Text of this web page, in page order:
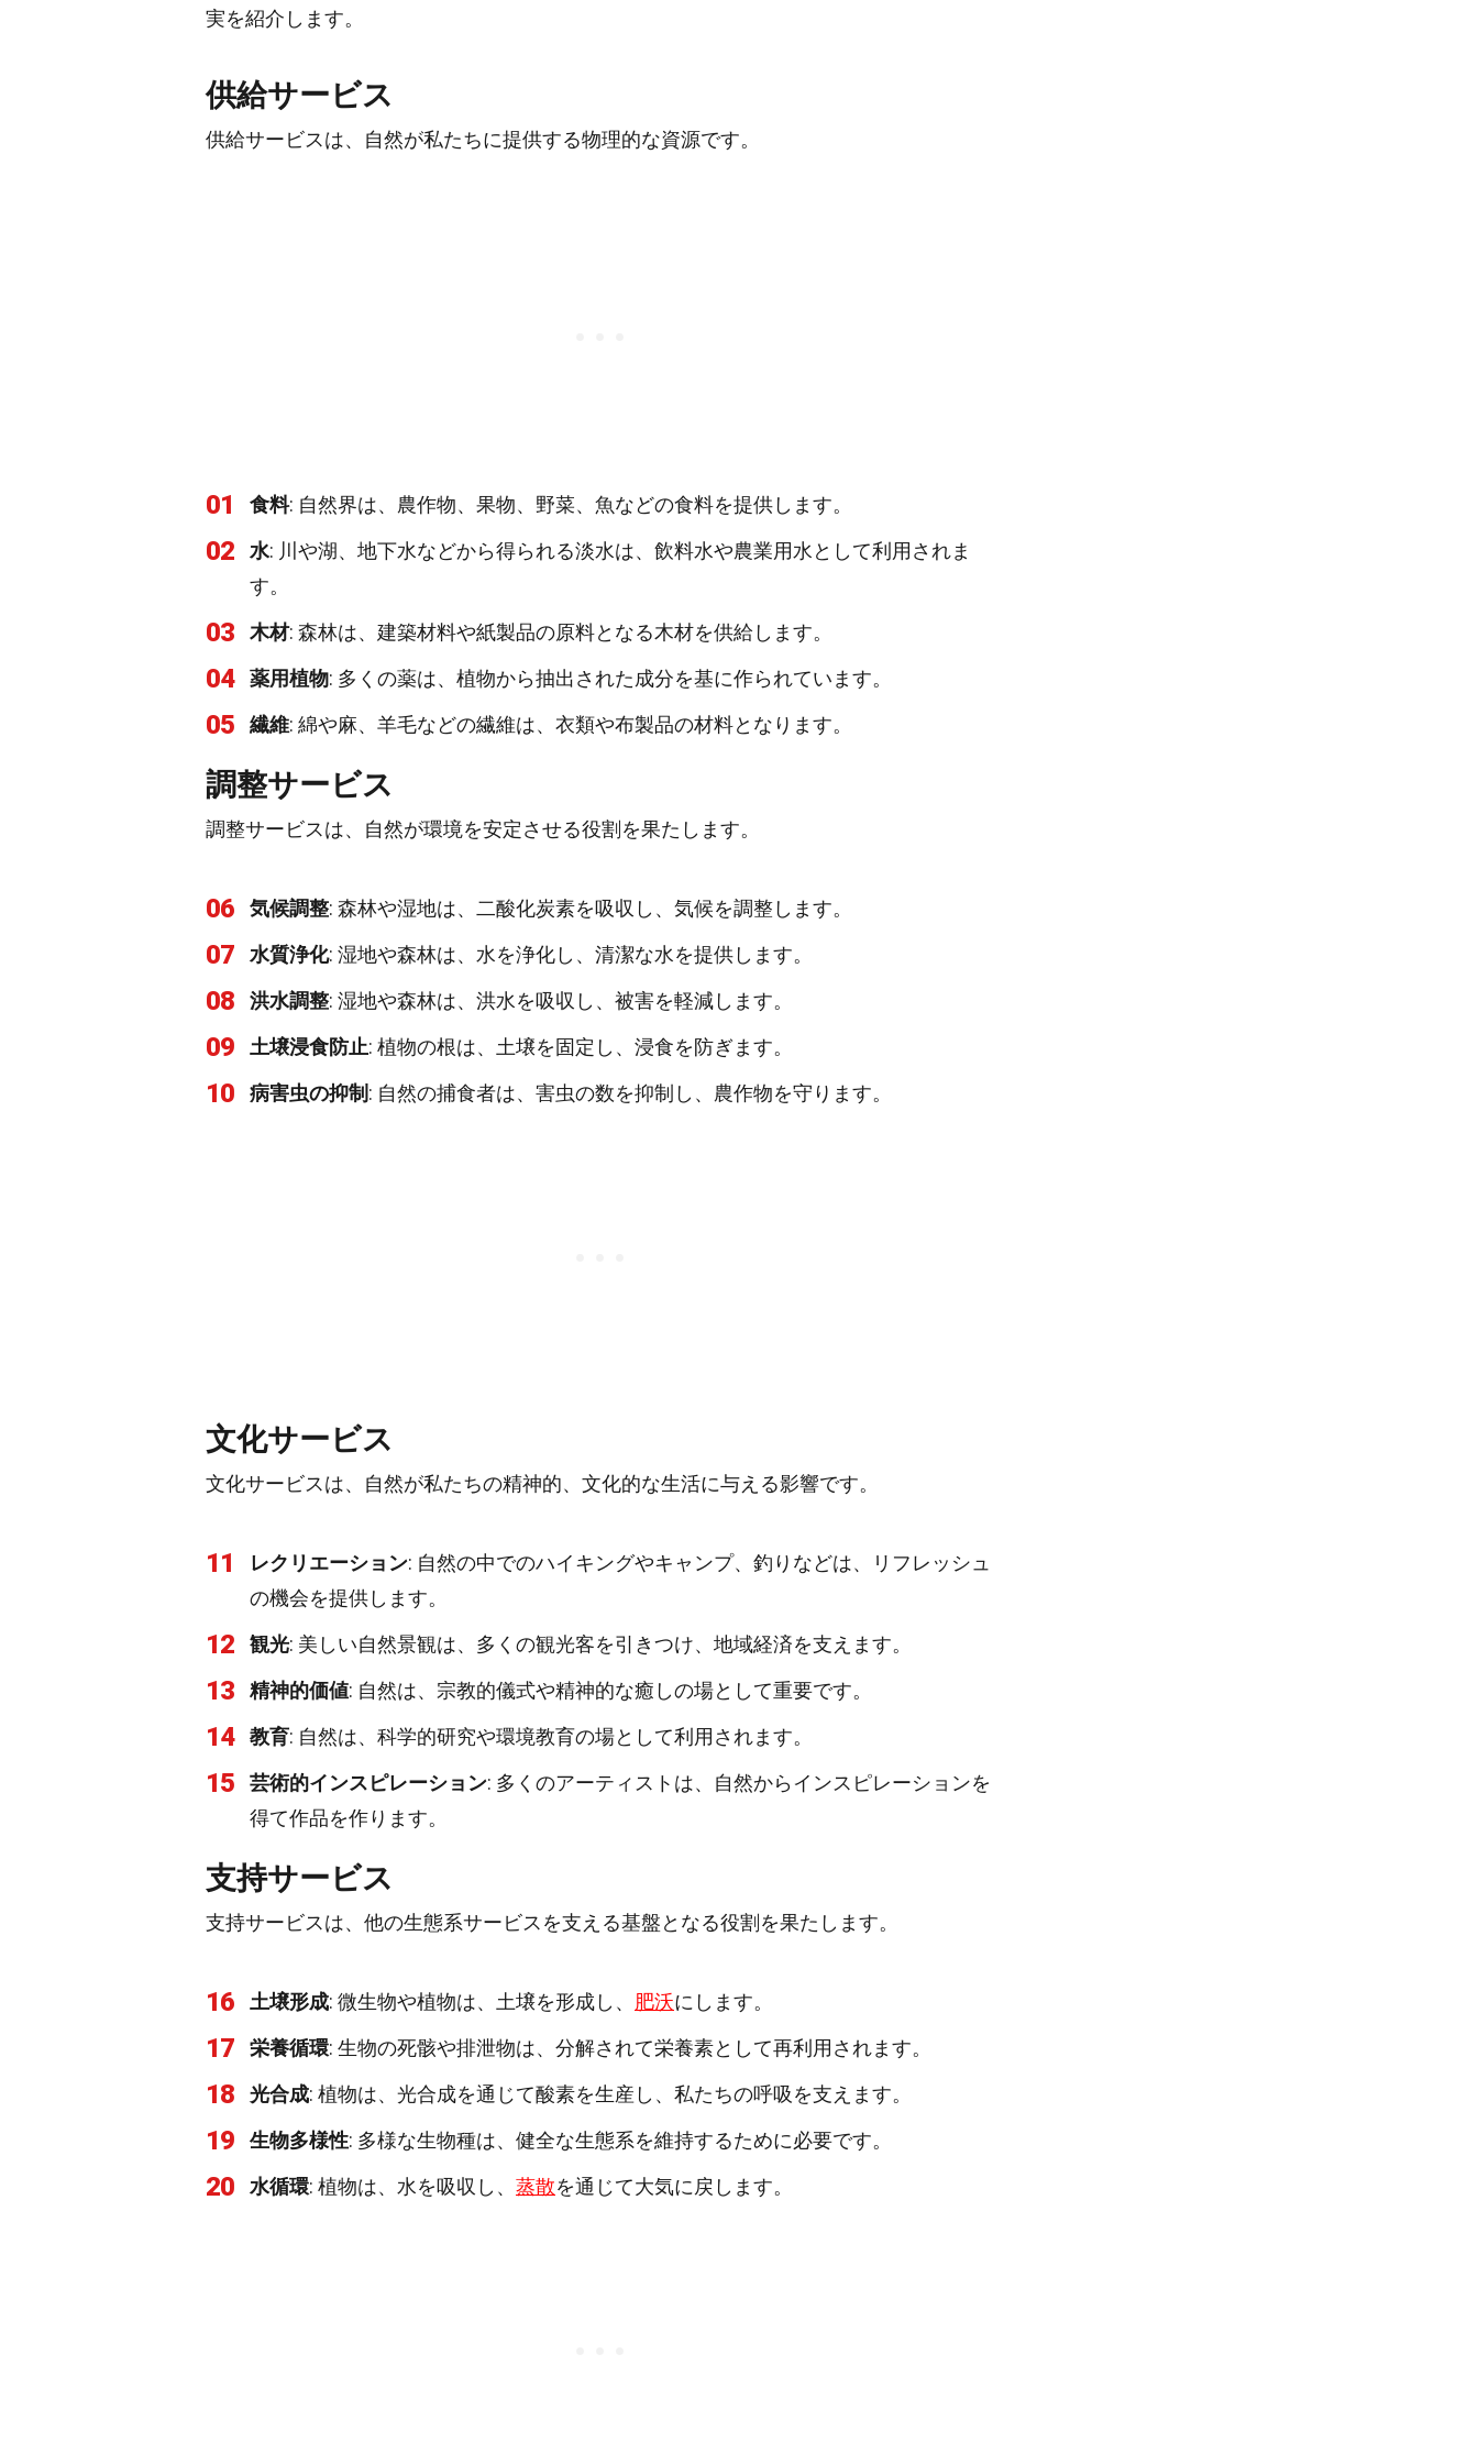
実を紹介します。
供給サービス
供給サービスは、自然が私たちに提供する物理的な資源です。
01 食料: 自然界は、農作物、果物、野菜、魚などの食料を提供します。
02 水: 川や湖、地下水などから得られる淡水は、飲料水や農業用水として利用されま
す。
03 木材: 森林は、建築材料や紙製品の原料となる木材を供給します。
04 薬用植物: 多くの薬は、植物から抽出された成分を基に作られています。
05 繊維: 綿や麻、羊毛などの繊維は、衣類や布製品の材料となります。
調整サービス
調整サービスは、自然が環境を安定させる役割を果たします。
06 気候調整: 森林や湿地は、二酸化炭素を吸収し、気候を調整します。
07 水質浄化: 湿地や森林は、水を浄化し、清潔な水を提供します。
08 洪水調整: 湿地や森林は、洪水を吸収し、被害を軽減します。
09 土壌浸食防止: 植物の根は、土壌を固定し、浸食を防ぎます。
10 病害虫の抑制 : 自然の捕食者は、害虫の数を抑制し、農作物を守ります。
文化サービス
文化サービスは、自然が私たちの精神的、文化的な生活に与える影響です。
11 レクリエーション: 自然の中でのハイキングやキャンプ、釣りなどは、リフレッシュ
の機会を提供します。
12 観光: 美しい自然景観は、多くの観光客を引きつけ、地域経済を支えます。
13 精神的価値: 自然は、宗教的儀式や精神的な癒しの場として重要です。
14 教育: 自然は、科学的研究や環境教育の場として利用されます。
15 芸術的インスピレーション: 多くのアーティストは、自然からインスピレーションを
得て作品を作ります。
支持サービス
支持サービスは、他の生態系サービスを支える基盤となる役割を果たします。
16 土壌形成: 微生物や植物は、土壌を形成し、 肥沃にします。
17 栄養循環: 生物の死骸や排泄物は、分解されて栄養素として再利用されます。
18 光合成: 植物は、光合成を通じて酸素を生産し、私たちの呼吸を支えます。
19 生物多様性: 多様な生物種は、健全な生態系を維持するために必要です。
20 水循環: 植物は、水を吸収し、 蒸散を通じて大気に戻します。